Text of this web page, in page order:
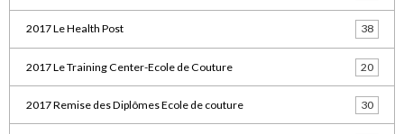
2017 Le Health Post 38
2017 Le Training Center-Ecole de Couture 20
2017 Remise des Diplômes Ecole de couture 30